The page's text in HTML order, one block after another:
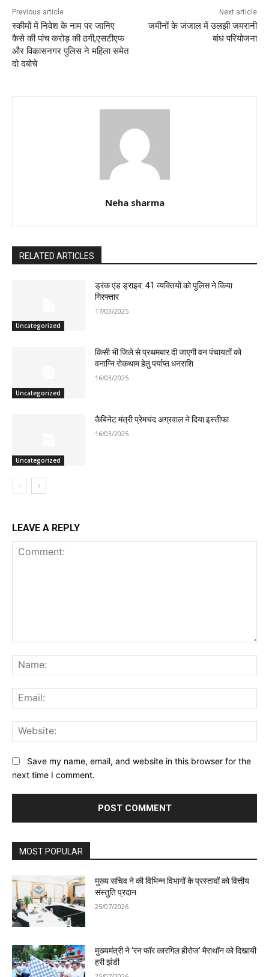
k
Previous article
स्कीमों में निवेश के नाम पर जानिए
कैसे की पांच करोड़ की ठगी,एसटीएफ
और विकासनगर पुलिस ने महिला समेत
दो दबोचे
Next article
जमीनों के जंजाल में उलझी जमरानी
बांध परियोजना
Neha sharma
RELATED ARTICLES
Uncategorized
ड्रंक एंड ड्राइव: 41 व्यक्तियों को पुलिस ने किया
गिरफ्तार
17/03/2025
Uncategorized
किसी भी जिले से प्रथमबार दी जाएगी वन पंचायतों को
वनाग्नि रोकथाम हेतु पर्याप्त धनराशि
16/03/2025
Uncategorized
कैबिनेट मंत्री प्रेमचंद अग्रवाल ने दिया इस्तीफा
16/03/2025
LEAVE A REPLY
Save my name, email, and website in this browser for the
next time I comment.
MOST POPULAR
मुख्य सचिव ने की विभिन्न विभागों के प्रस्तावों को वित्तीय
संस्तुति प्रदान
25/07/2026
मुख्यमंत्री ने ‘रन फॉर कारगिल हीरोज’ मैराथॉन को दिखायी
हरी झंडी